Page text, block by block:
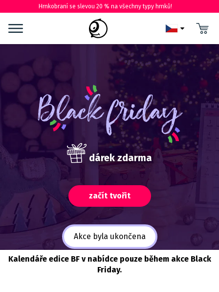
Hrnkobraní se slevou 20 % na všechny typy hrnků!
dárek zdarma
začít tvořit
Akce byla ukončena
Kalendáře edice BF v nabídce pouze během akce Black
Friday.